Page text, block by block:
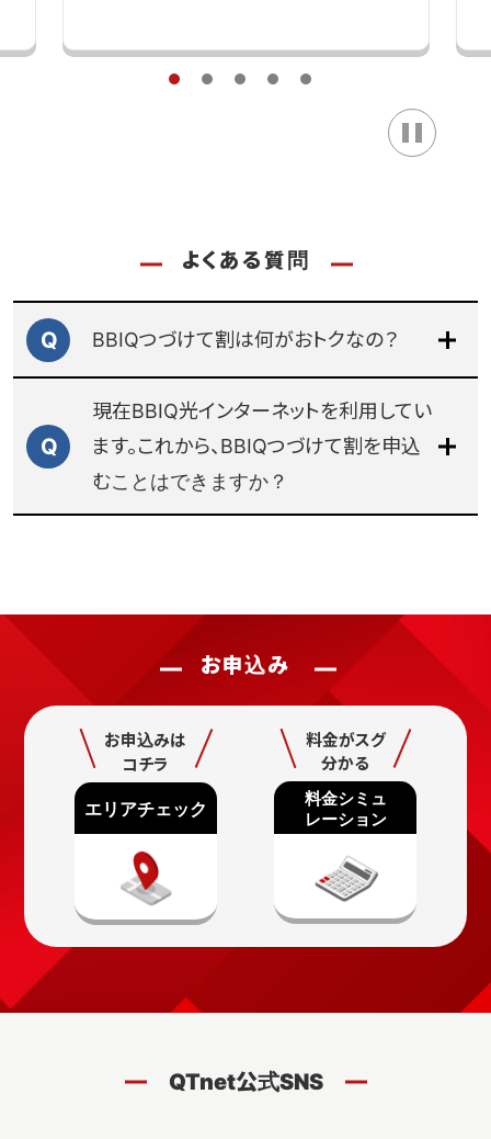
だけます。また、お申込みには九州電力の「お客さま番号」
が必要です。一部対象外のBBIQ提供タイプおよび電気料
金プランがあります。詳しくはBBIQ公式サイトをご確認く
じて月額料金が変動します。戸建住宅と同様に光ファイバ
総戸数が1戸の場合の料金となります。
■BBIQ光インターネット（ホームタイプ・マンションタイ
プ）の初期費用
【標準工事費】
標準工事費は分割払い(1,815円/月×24回。BBIQつづけ
て割加入の場合は、1,210円/月×36回)となります。支払い
る場合、割増工事費3,300円が加算されます。土日祝日
割増工事費および標準外工事（お客さまの希望で隠ぺい
配線等の特殊工事）の追加工事費は、一括でお支払いい
ただきます。
BBIQの提供方式がマンションタイプ[棟内LAN方式]で訪
問工事の場合、初期工事費（標準工事費）の請求はあり
ませんが、土日祝日割増工事費の請求は発生いたします。
標準工事費分割払いの期間中にBBIQを解約された場合
は、標準工事費の残額を一括でお支払いいただきます。
月額料金から標準工事費分割払い相当額を割引します。
割引期間中に解約された場合、解約月は割引いたしませ
減額する場合。(2)過去６ヵ月以内にBBIQをご利用(同一
よくある質問
Q BBIQつづけて割は何がおトクなの？
Q
現在BBIQ光インターネットを利用してい
ます。これから、BBIQつづけて割を申込
むことはできますか？
お申込み
お申込みは
コチラ
料金がスグ
分かる
QTnet公式SNS